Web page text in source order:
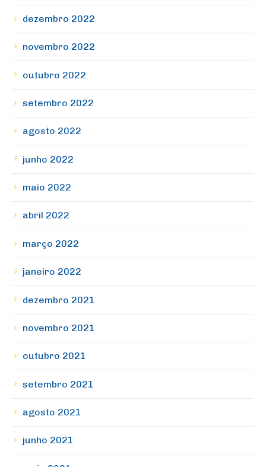
dezembro 2022
novembro 2022
outubro 2022
setembro 2022
agosto 2022
junho 2022
maio 2022
abril 2022
março 2022
janeiro 2022
dezembro 2021
novembro 2021
outubro 2021
setembro 2021
agosto 2021
junho 2021